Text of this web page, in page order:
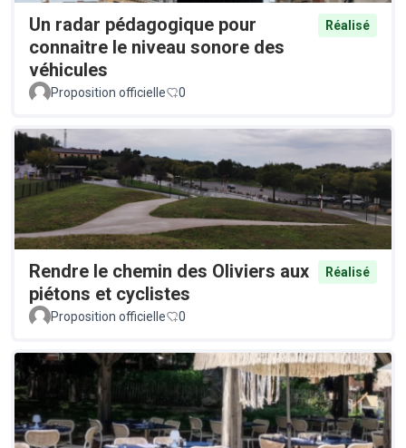
Un radar pédagogique pour
connaitre le niveau sonore des
véhicules
Réalisé
Proposition officielle 0
Rendre le chemin des Oliviers aux
piétons et cyclistes
Réalisé
Proposition officielle 0